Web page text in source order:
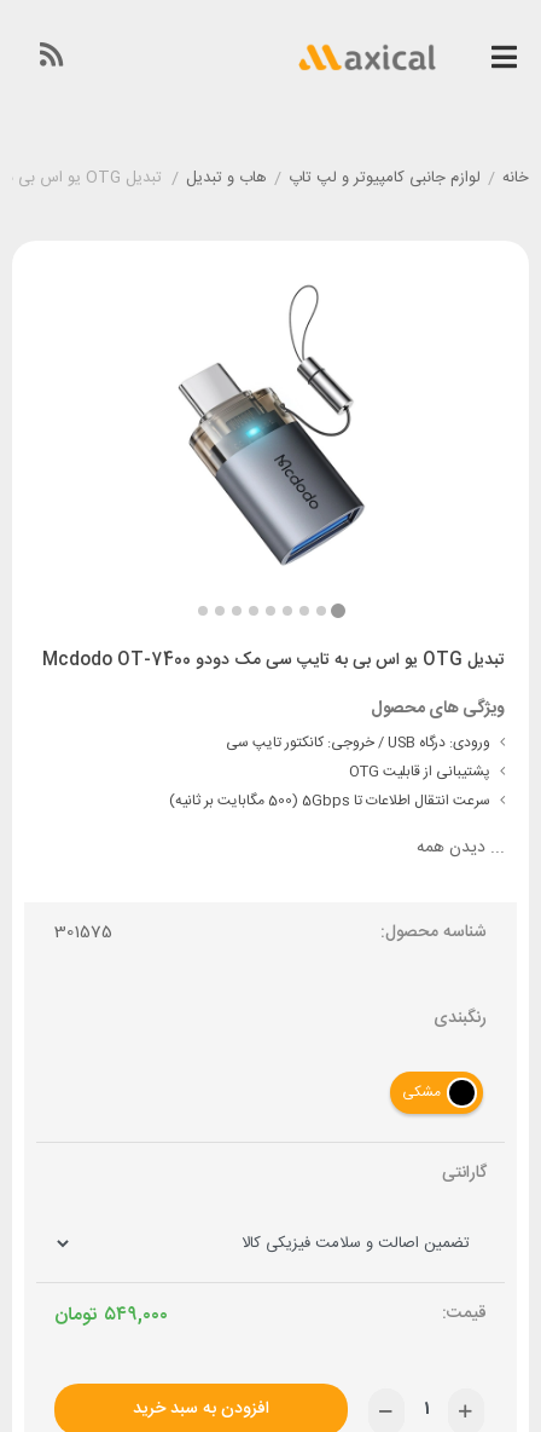
خانه / لوازم جانبی کامپیوتر و لپ تاپ / هاب و تبدیل / تبدیل OTG یو اس بی به تایپ سی مک دودو Mcdodo OT-7400
تبدیل OTG یو اس بی به تایپ سی مک دودو Mcdodo OT-7400
ویژگی های محصول
ورودی: درگاه USB / خروجی: کانکتور تایپ سی
پشتیبانی از قابلیت OTG
سرعت انتقال اطلاعات تا 5Gbps (500 مگابایت بر ثانیه)
... دیدن همه
شناسه محصول: 301575
رنگبندی
مشکی
گارانتی
تومان ۵۴۹,۰۰۰
افزودن به سبد خرید